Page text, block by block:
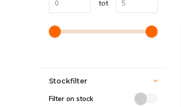
tot
Stockfilter
Filter on stock